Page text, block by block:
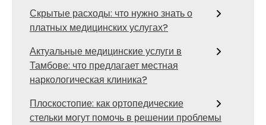
Скрытые расходы: что нужно знать о
платных медицинских услугах?
Актуальные медицинские услуги в
Тамбове: что предлагает местная
наркологическая клиника?
Плоскостопие: как ортопедические
стельки могут помочь в решении проблемы